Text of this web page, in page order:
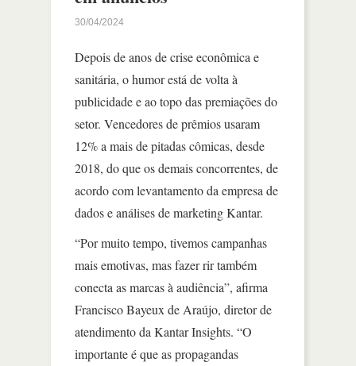
30/04/2024
Depois de anos de crise econômica e
sanitária, o humor está de volta à
publicidade e ao topo das premiações do
setor. Vencedores de prêmios usaram
12% a mais de pitadas cômicas, desde
2018, do que os demais concorrentes, de
acordo com levantamento da empresa de
dados e análises de marketing Kantar.
“Por muito tempo, tivemos campanhas
mais emotivas, mas fazer rir também
conecta as marcas à audiência”, afirma
Francisco Bayeux de Araújo, diretor de
atendimento da Kantar Insights. “O
importante é que as propagandas